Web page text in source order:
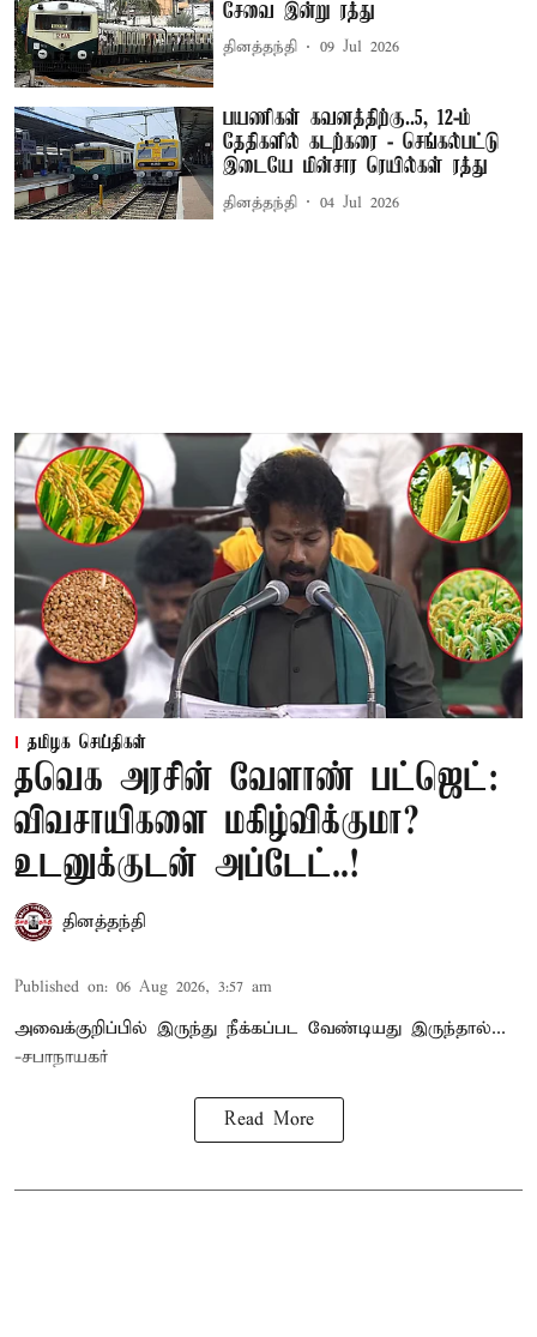
சேவை இன்று ரத்து
தினத்தந்தி 09 Jul 2026
பயணிகள் கவனத்திற்கு..5, 12-ம்
தேதிகளில் கடற்கரை - செங்கல்பட்டு
இடையே மின்சார ரெயில்கள் ரத்து
தினத்தந்தி 04 Jul 2026
தமிழக செய்திகள்
தவெக அரசின் வேளாண் பட்ஜெட்:
விவசாயிகளை மகிழ்விக்குமா?
உடனுக்குடன் அப்டேட்..!
தினத்தந்தி
Published on: 06 Aug 2026, 3:57 am
அவைக்குறிப்பில் இருந்து நீக்கப்பட வேண்டியது இருந்தால்...
-சபாநாயகர்
Read More